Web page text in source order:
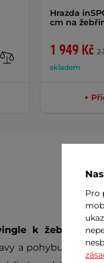
Hrazda
cm na
1 949 Kč 2
skladem
+
k žebřinám
a pohybu. Díky
Pro